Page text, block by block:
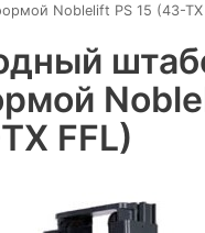
Noblelift PS 15 (43-TX
FFL)